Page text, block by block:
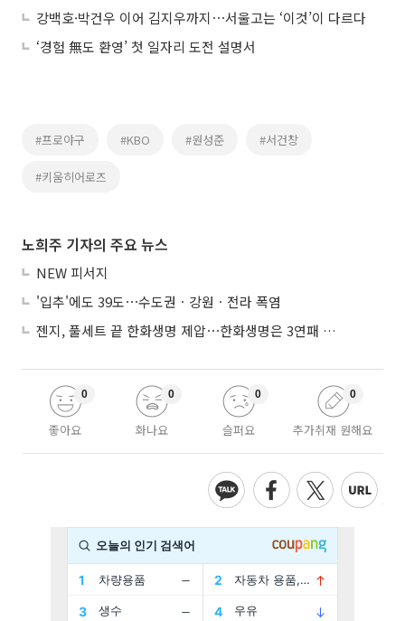
강백호·박건우 이어 김지우까지⋯서울고는 ‘이것’이 다르다
‘경험 無도 환영’ 첫 일자리 도전 설명서
#프로야구 #KBO #원성준 #서건창
#키움히어로즈
노희주 기자의 주요 뉴스
NEW 피서지
'입추'에도 39도⋯수도권ㆍ강원ㆍ전라 폭염
젠지, 풀세트 끝 한화생명 제압⋯한화생명은 3연패 수렁
좋아요
0
화나요
0
슬퍼요
0
추가취재 원해요
0